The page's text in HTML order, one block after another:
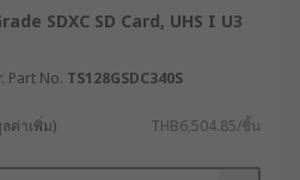
SDXC SD Card, UHS I U3
Part No. TS128GSDC340S
ค่าเพิ่ม) THB6,504.85/ชิ้น